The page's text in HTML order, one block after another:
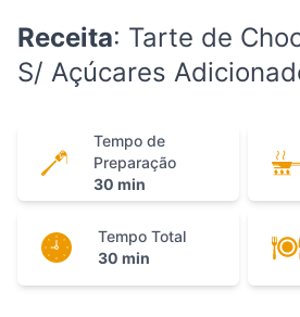
Receita: Tarte de
S/ Açúcares
Tempo de
Preparação
30 min
Tempo Total
30 min